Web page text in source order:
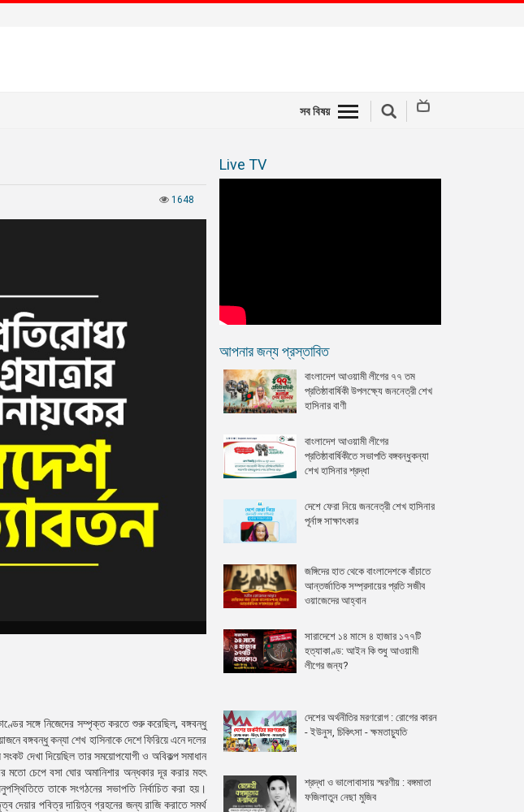
সব বিষয়
1648
সঙ্গে নিজেদের সম্পৃক্ত করতে শুরু করেছিল, বঙ্গবন্ধু
বঙ্গবন্ধু কন্যা শেখ হাসিনাকে দেশে ফিরিয়ে এনে দলের
দেখা দিয়েছিল তার সময়োপযোগী ও অবিকল্প সমাধান
মতো চেপে বসা ঘোর অমানিশার অন্ধকার দূর করার মহৎ
তাকে সংগঠনের সভাপতি নির্বাচিত করা হয়।
দেয়ার পবিত্র দায়িত্ব গ্রহনের জন্য রাজি করাতে সমর্থ
Live TV
আপনার জন্য প্রস্তাবিত
বাংলাদেশ আওয়ামী লীগের ৭৭ তম
প্রতিষ্ঠাবার্ষিকী উপলক্ষ্যে জননেত্রী শেখ
হাসিনার বাণী
বাংলাদেশ আওয়ামী লীগের
প্রতিষ্ঠাবার্ষিকীতে সভাপতি বঙ্গবন্ধুকন্যা
শেখ হাসিনার শ্রদ্ধা
দেশে ফেরা নিয়ে জননেত্রী শেখ হাসিনার
পূর্নাঙ্গ সাক্ষাৎকার
জঙ্গিদের হাত থেকে বাংলাদেশকে বাঁচাতে
আন্তর্জাতিক সম্প্রদায়ের প্রতি সজীব
ওয়াজেদের আহ্বান
সারাদেশে ১৪ মাসে ৪ হাজার ১৭৭টি
হত্যাকাণ্ড: আইন কি শুধু আওয়ামী
লীগের জন্য?
দেশের অর্থনীতির মরণরোগ : রোগের কারন
- ইউনুস, চিকিৎসা - ক্ষমতাচ্যুতি
শ্রদ্ধা ও ভালোবাসায় স্মরণীয় : বঙ্গমাতা
ফজিলাতুন নেছা মুজিব